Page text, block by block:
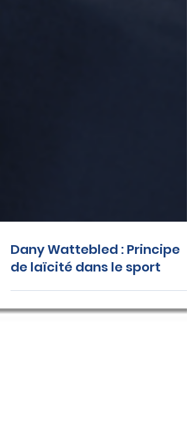
Dany Wattebled : Principe
de laïcité dans le sport